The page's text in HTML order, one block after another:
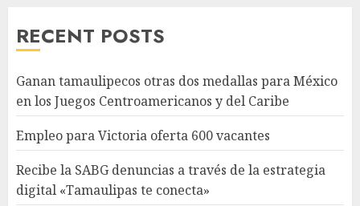
RECENT POSTS
Ganan tamaulipecos otras dos medallas para México
en los Juegos Centroamericanos y del Caribe
Empleo para Victoria oferta 600 vacantes
Recibe la SABG denuncias a través de la estrategia
digital «Tamaulipas te conecta»